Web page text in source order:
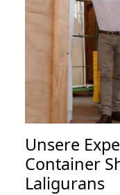
Unsere
Container
Laligurans